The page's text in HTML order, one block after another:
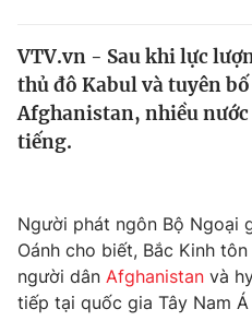
Thế giới
Tin tức
Thế giới đó đây
Kinh tế
Thị trường
Góc doanh nghiệp
Truyền hình
Phim VTV
VTV.vn - Sau khi lực
thủ đô Kabul và tuyên
Afghanistan, nhiều
tiếng.
Người phát ngôn Bộ Ngoại
Oánh cho biết, Bắc Kinh
người dân Afghanistan và
tiếp tại quốc gia Tây Nam